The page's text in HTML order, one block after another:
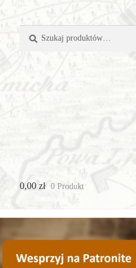
0,00 zł 0 Produkt